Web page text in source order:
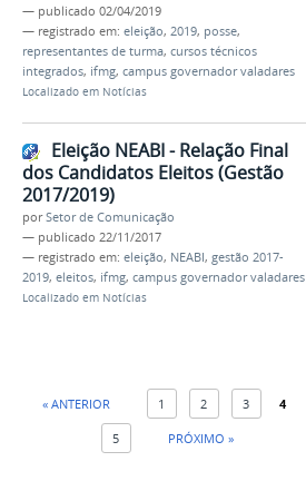
— publicado 02/04/2019
— registrado em: eleição, 2019, posse,
representantes de turma, cursos técnicos
integrados, ifmg, campus governador valadares
Localizado em Notícias
Eleição NEABI - Relação Final
dos Candidatos Eleitos (Gestão
2017/2019)
porSetor de Comunicação
— publicado 22/11/2017
— registrado em: eleição, NEABI, gestão 2017-
2019, eleitos, ifmg, campus governador valadares
Localizado em Notícias
« ANTERIOR 1 2 3 4
5 PRÓXIMO »